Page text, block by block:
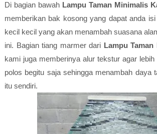
Di bagian bawah Lampu Taman Minimalis
memberikan bak kosong yang dapat anda
kecil kecil yang akan menambah suasana
ini. Bagian tiang marmer dari Lampu
kami juga memberinya alur tekstur agar lebih
polos begitu saja sehingga menambah daya
itu sendiri.